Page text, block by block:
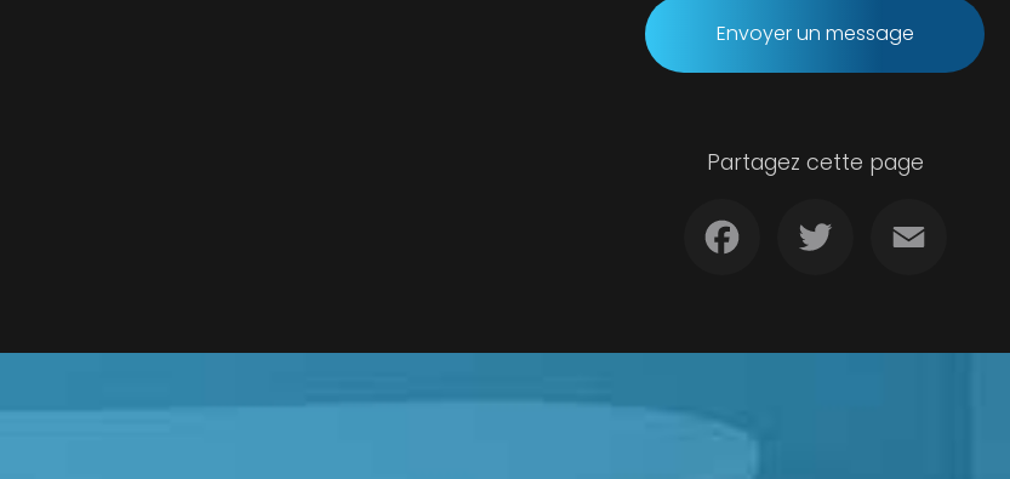
Envoyer un message
Partagez cette page